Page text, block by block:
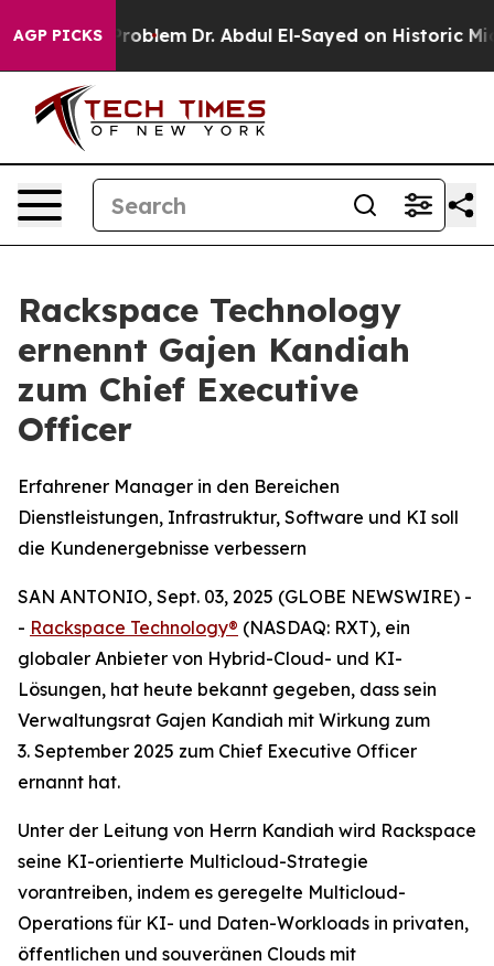
AGP PICKS
Problem Dr. Abdul El-Sayed on Historic
Rackspace Technology
ernennt Gajen Kandiah
zum Chief Executive
Officer
Erfahrener Manager in den Bereichen
Dienstleistungen, Infrastruktur, Software und KI soll
die Kundenergebnisse verbessern
SAN ANTONIO, Sept. 03, 2025 (GLOBE NEWSWIRE) -
- Rackspace Technology® (NASDAQ: RXT), ein
globaler Anbieter von Hybrid-Cloud- und KI-
Lösungen, hat heute bekannt gegeben, dass sein
Verwaltungsrat Gajen Kandiah mit Wirkung zum
3. September 2025 zum Chief Executive Officer
ernannt hat.
Unter der Leitung von Herrn Kandiah wird Rackspace
seine KI-orientierte Multicloud-Strategie
vorantreiben, indem es geregelte Multicloud-
Operations für KI- und Daten-Workloads in privaten,
öffentlichen und souveränen Clouds mit